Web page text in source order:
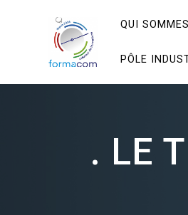
QUI
PÔLE
. LE